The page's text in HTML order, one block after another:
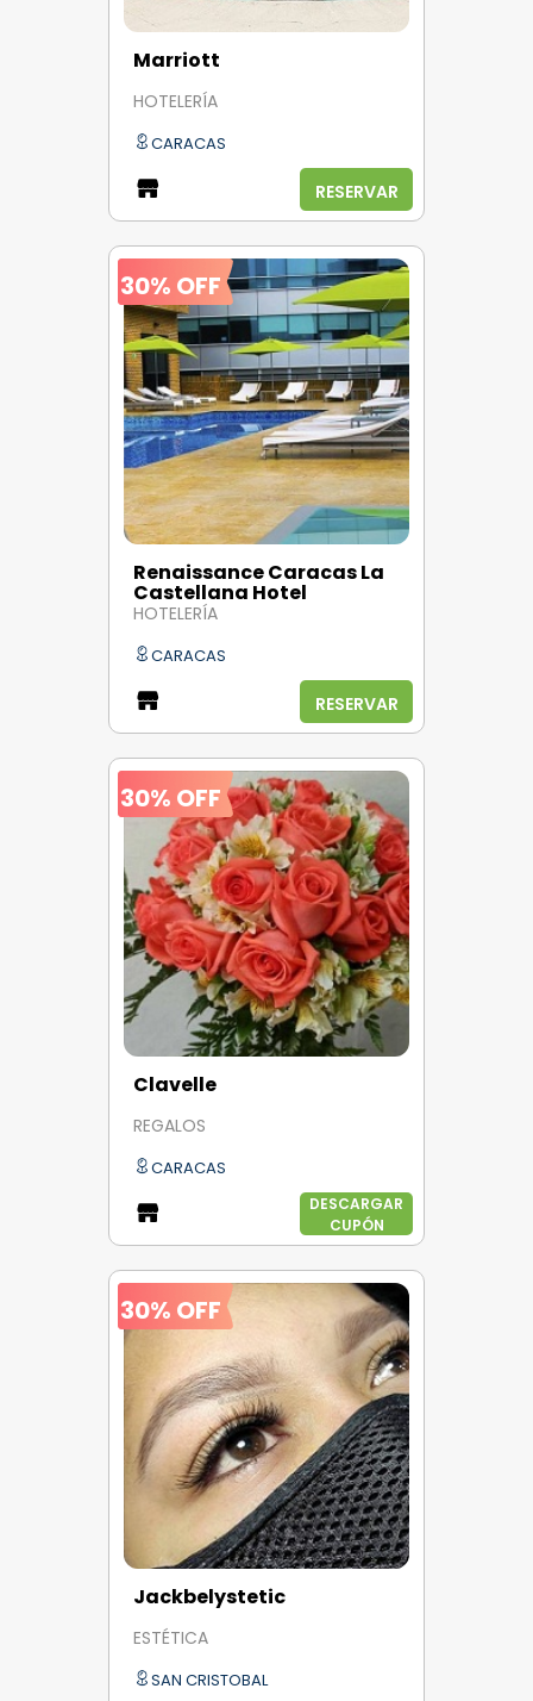
Marriott
HOTELERÍA
CARACAS
RESERVAR
30% OFF
Renaissance Caracas La
Castellana Hotel
HOTELERÍA
CARACAS
RESERVAR
30% OFF
Clavelle
REGALOS
CARACAS
DESCARGAR
CUPÓN
30% OFF
Jackbelystetic
ESTÉTICA
SAN CRISTOBAL